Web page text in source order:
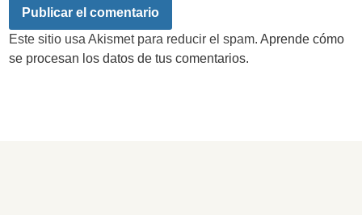
Este sitio usa Akismet para reducir el spam.Aprende cómo
se procesan los datos de tus comentarios.